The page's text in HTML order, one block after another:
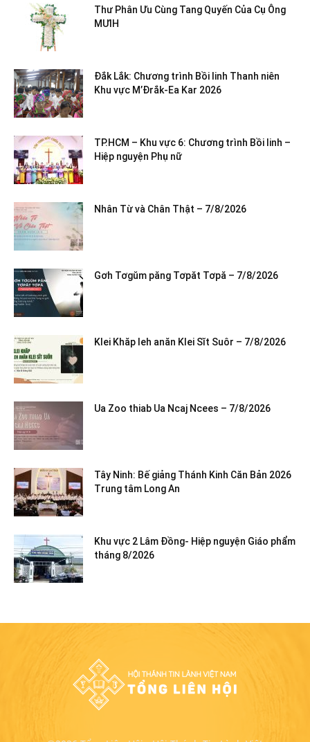
Thư Phân Ưu Cùng Tang Quyến Của Cụ Ông
MƯIH
Đắk Lắk: Chương trình Bồi linh Thanh niên
Khu vực M’Đrắk-Ea Kar 2026
TP.HCM – Khu vực 6: Chương trình Bồi linh –
Hiệp nguyện Phụ nữ
Nhân Từ và Chân Thật – 7/8/2026
Gơh Tơgŭm păng Tơpăt Tơpă – 7/8/2026
Klei Khăp leh anăn Klei Sĭt Suôr – 7/8/2026
Ua Zoo thiab Ua Ncaj Ncees – 7/8/2026
Tây Ninh: Bế giảng Thánh Kinh Căn Bản 2026
Trung tâm Long An
Khu vực 2 Lâm Đồng- Hiệp nguyện Giáo phẩm
tháng 8/2026